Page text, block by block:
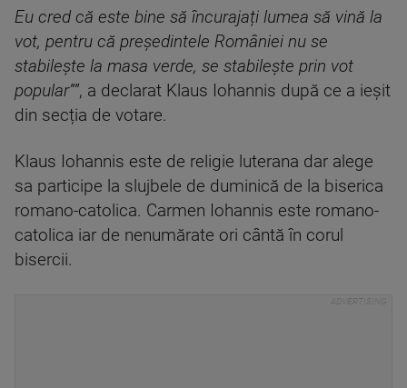
Eu cred că este bine să încurajați lumea să vină la
vot, pentru că președintele României nu se
stabilește la masa verde, se stabilește prin vot
popular””, a declarat Klaus Iohannis după ce a ieșit
din secția de votare.
Klaus Iohannis este de religie luterana dar alege
sa participe la slujbele de duminică de la biserica
romano-catolica. Carmen Iohannis este romano-
catolica iar de nenumărate ori cântă în corul
bisercii.